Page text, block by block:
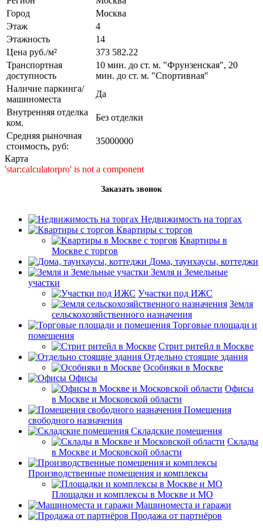
Город
Москва
Этаж
4
Этажность
14
Цена руб./м²
373 582.22
Транспортная
доступность
10 мин. до ст. м. "Фрунзенская", 20
мин. до ст. м. "Спортивная"
Наличие паркинга/
машиноместа
Да
Внутренняя отделка
ком.
Без отделки
Средняя рыночная
стоимость, руб:
35000000
Карта
'star:calculatorpro' is not a component
Заказать звонок
Недвижимость на торгах
Квартиры с торгов
Квартиры в
Москве с торгов
Дома, таунхаусы, коттеджи
Земля и Земельные
участки
Участки под ИЖС
Земля
сельскохозяйственного назначения
Торговые площади и
помещения
Стрит ритейл в Москве
Отдельно стоящие здания
Особняки в Москве
Офисы
Офисы
в Москве и Московской области
Помещения
свободного назначения
Складские помещения
Склады
в Москве и Московской области
Производственные помещения и комплексы
Площадки и комплексы в Москве и МО
Машиноместа и гаражи
Продажа от партнёров